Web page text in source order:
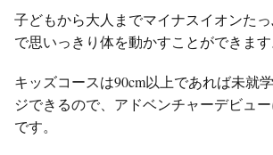
子どもから大人までマイナスイオンた
で思いっきり体を動かすことができます
キッズコースは90cm以上であれば未就
ジできるので、アドベンチャーデビュ
です。